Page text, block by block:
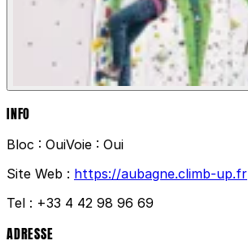
INFO
Bloc : OuiVoie : Oui
Site Web : https://aubagne.climb-up.fr
Tel : +33 4 42 98 96 69
ADRESSE